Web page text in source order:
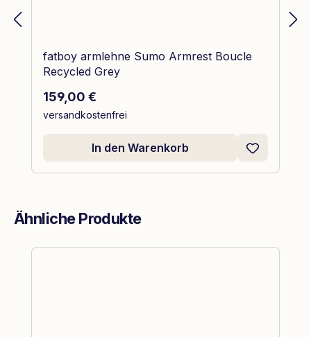
fatboy armlehne Sumo Armrest Boucle
Recycled Grey
Regulärer Preis:
159,00 €
versandkostenfrei
In den Warenkorb
Ähnliche Produkte
Produktgalerie überspringen